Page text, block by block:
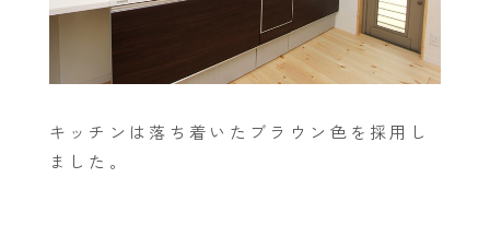
キッチンは落ち着いたブラウン色を採用し
ました。